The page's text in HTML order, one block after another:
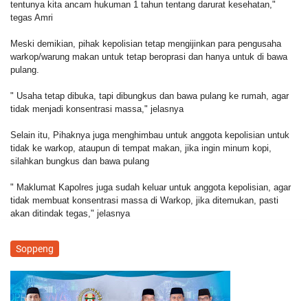
tentunya kita ancam hukuman 1 tahun tentang darurat kesehatan,"
tegas Amri
Meski demikian, pihak kepolisian tetap mengijinkan para pengusaha
warkop/warung makan untuk tetap beroprasi dan hanya untuk di bawa
pulang.
" Usaha tetap dibuka, tapi dibungkus dan bawa pulang ke rumah, agar
tidak menjadi konsentrasi massa," jelasnya
Selain itu, Pihaknya juga menghimbau untuk anggota kepolisian untuk
tidak ke warkop, ataupun di tempat makan, jika ingin minum kopi,
silahkan bungkus dan bawa pulang
" Maklumat Kapolres juga sudah keluar untuk anggota kepolisian, agar
tidak membuat konsentrasi massa di Warkop, jika ditemukan, pasti
akan ditindak tegas," jelasnya
Soppeng